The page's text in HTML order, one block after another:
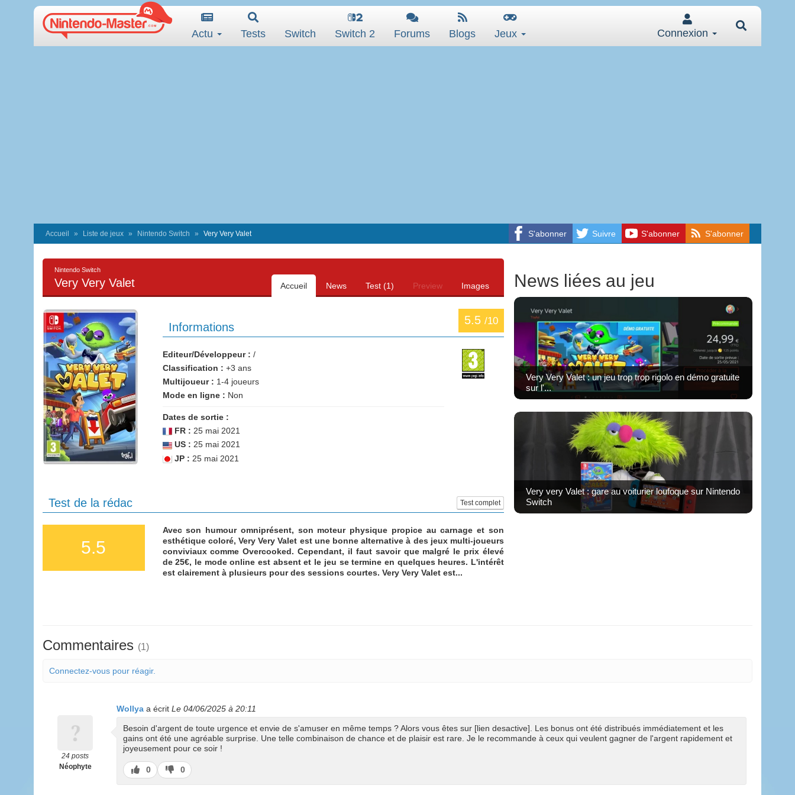
Actu Tests Switch Switch 2 Forums Blogs Jeux Connexion
S'abonner Suivre S'abonner S'abonner
Accueil Liste de jeux Nintendo Switch Very Very Valet
Nintendo Switch
Very Very Valet Accueil News Test (1) Preview Images
5.5 /10
Informations
Editeur/Développeur : /
Classification : +3 ans
Multijoueur : 1-4 joueurs
Mode en ligne : Non
Dates de sortie :
FR : 25 mai 2021
US : 25 mai 2021
JP : 25 mai 2021
Test complet
Test de la rédac
5.5
Avec son humour omniprésent, son moteur physique propice au carnage et son
esthétique coloré, Very Very Valet est une bonne alternative à des jeux multi-joueurs
conviviaux comme Overcooked. Cependant, il faut savoir que malgré le prix élevé
de 25€, le mode online est absent et le jeu se termine en quelques heures. L'intérêt
est clairement à plusieurs pour des sessions courtes. Very Very Valet est...
News liées au jeu
Very Very Valet : un jeu trop trop rigolo en démo gratuite
sur l'...
Very very Valet : gare au voiturier loufoque sur Nintendo
Switch
Commentaires (1)
Connectez-vous pour réagir.
24 posts
Néophyte
Wollya a écrit Le 04/06/2025 à 20:11
Besoin d'argent de toute urgence et envie de s'amuser en même temps ? Alors vous êtes sur [lien desactive]. Les bonus ont été distribués immédiatement et les
gains ont été une agréable surprise. Une telle combinaison de chance et de plaisir est rare. Je le recommande à ceux qui veulent gagner de l'argent rapidement et
joyeusement pour ce soir !
J’aime
0
J’aime
pas
0